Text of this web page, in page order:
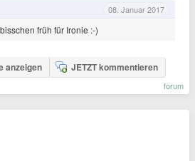
08. Januar 2017
früh für Ironie :-)
anzeigen JETZT kommentieren
forum